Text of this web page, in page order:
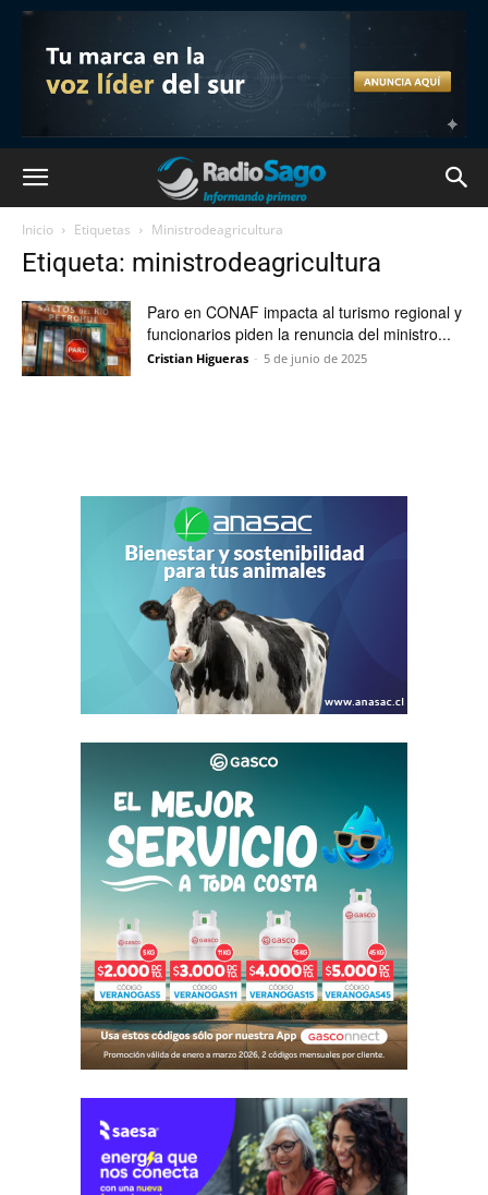
Inicio Etiquetas Ministrodeagricultura
Etiqueta: ministrodeagricultura
Paro en CONAF impacta al turismo regional y
funcionarios piden la renuncia del ministro...
Cristian Higueras - 5 de junio de 2025